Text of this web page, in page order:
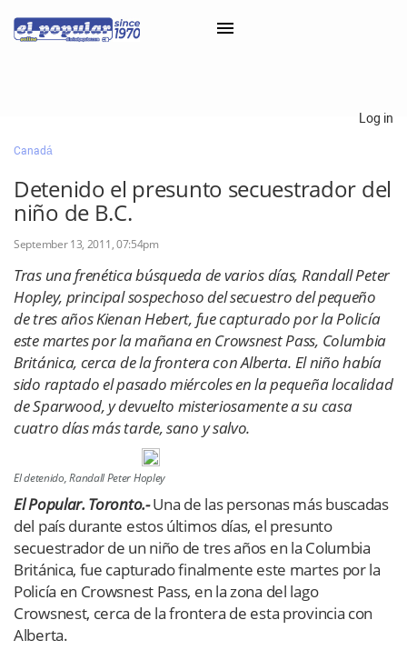
Classifieds
Categorías
×
Log in
Canadá
Detenido el presunto secuestrador del
niño de B.C.
September 13, 2011, 07:54pm
Tras una frenética búsqueda de varios días, Randall Peter
Hopley, principal sospechoso del secuestro del pequeño
de tres años Kienan Hebert, fue capturado por la Policía
este martes por la mañana en Crowsnest Pass, Columbia
Británica, cerca de la frontera con Alberta. El niño había
sido raptado el pasado miércoles en la pequeña localidad
de Sparwood, y devuelto misteriosamente a su casa
cuatro días más tarde, sano y salvo.
El detenido, Randall Peter Hopley
El Popular. Toronto.-Una de las personas más buscadas
del país durante estos últimos días, el presunto
secuestrador de un niño de tres años en la Columbia
Británica, fue capturado finalmente este martes por la
Policía en Crowsnest Pass, en la zona del lago
Crowsnest, cerca de la frontera de esta provincia con
Alberta.